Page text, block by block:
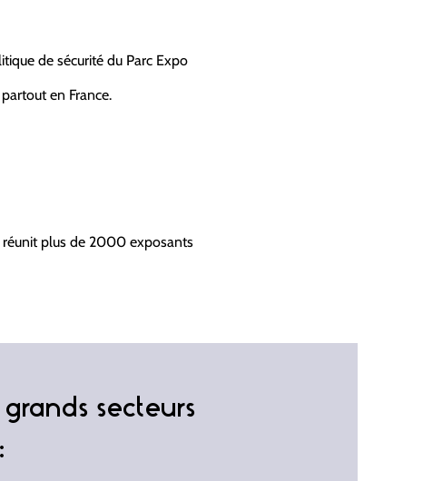
de sécurité du Parc Expo
en France.
réunit plus de 2000 exposants
secteurs